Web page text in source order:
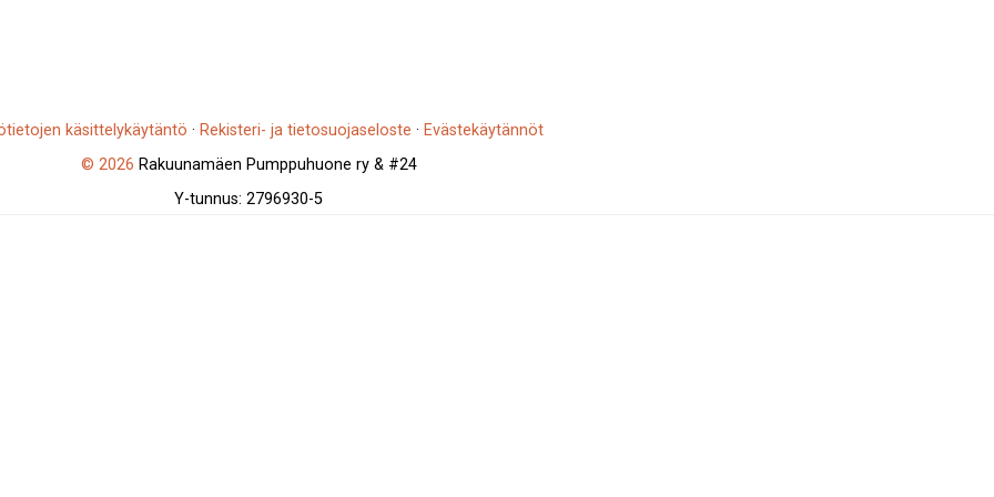
käsittelykäytäntö · Rekisteri- ja tietosuojaseloste · Evästekäytännöt
© 2026 Rakuunamäen Pumppuhuone ry & #24
Y-tunnus: 2796930-5